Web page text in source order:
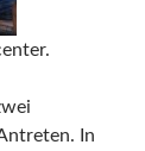
In